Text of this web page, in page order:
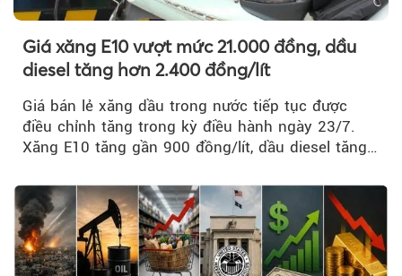
Giá xăng E10 vượt mức 21.000 đồng, dầu
diesel tăng hơn 2.400 đồng/lít
Giá bán lẻ xăng dầu trong nước tiếp tục được
điều chỉnh tăng trong kỳ điều hành ngày 23/7.
Xăng E10 tăng gần 900 đồng/lít, dầu diesel tăng